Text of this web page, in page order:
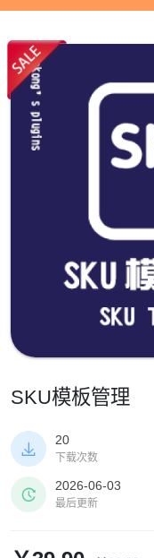
SKU模板管理

20
下载次数

2026-06-03
最后更新